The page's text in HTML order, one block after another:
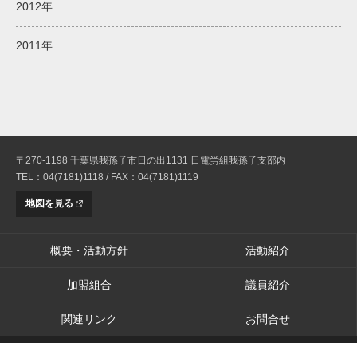
2012年
2011年
〒270-1198 千葉県我孫子市日の出1131 日電労組我孫子支部内
TEL：04(7181)1118 / FAX：04(7181)1119
地図を見る
概要・活動方針 活動紹介
加盟組合 議員紹介
関連リンク お問合せ